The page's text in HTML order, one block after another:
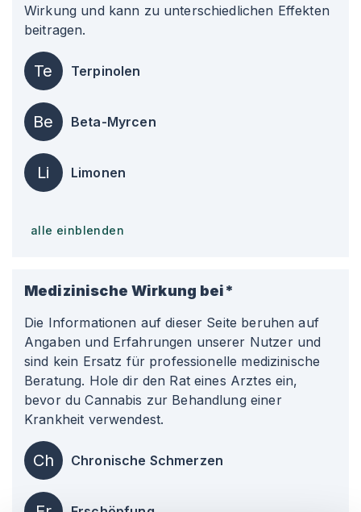
Wirkung und kann zu unterschiedlichen Effekten
beitragen.
Te Terpinolen
Be Beta-Myrcen
Li Limonen
alle einblenden
Medizinische Wirkung bei*
Die Informationen auf dieser Seite beruhen auf
Angaben und Erfahrungen unserer Nutzer und
sind kein Ersatz für professionelle medizinische
Beratung. Hole dir den Rat eines Arztes ein,
bevor du Cannabis zur Behandlung einer
Krankheit verwendest.
Ch Chronische Schmerzen